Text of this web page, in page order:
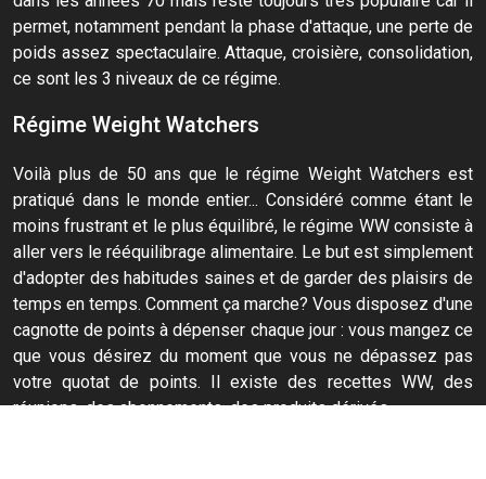
permet, notamment pendant la phase d'attaque, une perte de
poids assez spectaculaire. Attaque, croisière, consolidation,
ce sont les 3 niveaux de ce régime.
Régime Weight Watchers
Voilà plus de 50 ans que le régime Weight Watchers est
pratiqué dans le monde entier... Considéré comme étant le
moins frustrant et le plus équilibré, le régime WW consiste à
aller vers le rééquilibrage alimentaire. Le but est simplement
d'adopter des habitudes saines et de garder des plaisirs de
temps en temps. Comment ça marche? Vous disposez d'une
cagnotte de points à dépenser chaque jour : vous mangez ce
que vous désirez du moment que vous ne dépassez pas
votre quotat de points. Il existe des recettes WW, des
réunions, des abonnements, des produits dérivés...